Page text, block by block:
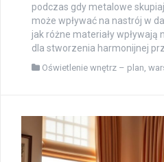
podczas gdy metalowe
może wpływać na nastrój w
jak różne materiały
dla stworzenia harmonijnej
Oświetlenie wnętrz – plan,